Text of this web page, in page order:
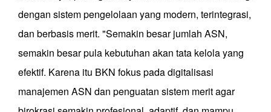
dengan sistem pengelolaan yang modern, terintegrasi,
dan berbasis merit. "Semakin besar jumlah ASN,
semakin besar pula kebutuhan akan tata kelola yang
efektif. Karena itu BKN fokus pada digitalisasi
manajemen ASN dan penguatan sistem merit agar